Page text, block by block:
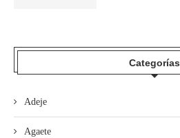
Categorías
Adeje
Agaete